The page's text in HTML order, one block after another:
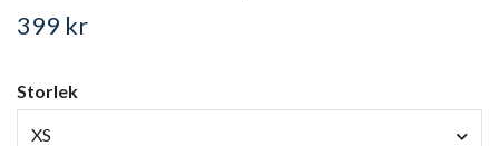
399 kr
Storlek
XS